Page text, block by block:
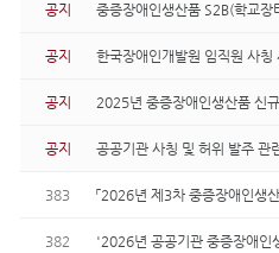
공지 중증장애인생산품 S2B(학교
공지 한국장애인개발원 임직원 사칭
공지 2025년 중증장애인생산품 신
공지 공공기관 사칭 및 허위 발주 관
383 「2026년 제3차 중증장애인생
382 '2026년 공공기관 중증장애인